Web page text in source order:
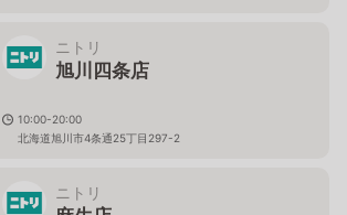
ニトリ
旭川四条店
10:00-20:00
北海道旭川市4条通25丁目297-2
ニトリ